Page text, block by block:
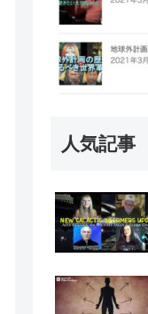
人気記事